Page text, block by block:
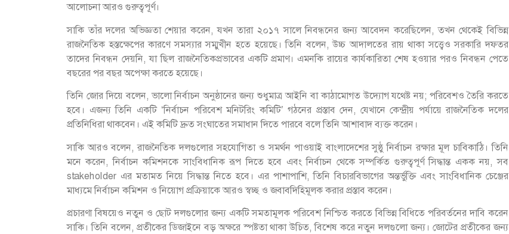
আলোচনা আরও গুরুত্বপূর্ণ।
সাকি তাঁর দলের অভিজ্ঞতা শেয়ার করেন, যখন তারা ২০১৭ সালে নিবন্ধনের জন্য আবেদন করেছিলেন, তখন থেকেই বিভিন্ন
রাজনৈতিক হস্তক্ষেপের কারণে সমস্যার সম্মুখীন হতে হয়েছে। তিনি বলেন, উচ্চ আদালতের রায় থাকা সত্ত্বেও সরকারি দফতর
তাদের নিবন্ধন দেয়নি, যা ছিল রাজনৈতিকপ্রভাবের একটি প্রমাণ। এমনকি রায়ের কার্যকারিতা শেষ হওয়ার পরও নিবন্ধন পেতে
বছরের পর বছর অপেক্ষা করতে হয়েছে।
তিনি জোর দিয়ে বলেন, ভালো নির্বাচন অনুষ্ঠানের জন্য শুধুমাত্র আইনি বা কাঠামোগত উদ্যোগ যথেষ্ট নয়; পরিবেশও তৈরি করতে
হবে। এজন্য তিনি একটি ‘নির্বাচন পরিবেশ মনিটরিং কমিটি’ গঠনের প্রস্তাব দেন, যেখানে কেন্দ্রীয় পর্যায়ে রাজনৈতিক দলের
প্রতিনিধিরা থাকবেন। এই কমিটি দ্রুত সংঘাতের সমাধান দিতে পারবে বলে তিনি আশাবাদ ব্যক্ত করেন।
সাকি আরও বলেন, রাজনৈতিক দলগুলোর সহযোগিতা ও সমর্থন পাওয়াই বাংলাদেশের সুষ্ঠু নির্বাচন রক্ষার মূল চাবিকাঠি। তিনি
মনে করেন, নির্বাচন কমিশনকে সাংবিধানিক রূপ দিতে হবে এবং নির্বাচন থেকে সম্পর্কিত গুরুত্বপূর্ণ সিদ্ধান্ত একক নয়, সব
stakeholder এর মতামত নিয়ে সিদ্ধান্ত নিতে হবে। এর পাশাপাশি, তিনি বিচারবিভাগের অন্তর্ভুক্তি এবং সাংবিধানিক চেঞ্জের
মাধ্যমে নির্বাচন কমিশন ও নিয়োগ প্রক্রিয়াকে আরও স্বচ্ছ ও জবাবদিহিমূলক করার প্রস্তাব করেন।
প্রচারণা বিষয়েও নতুন ও ছোট দলগুলোর জন্য একটি সমতামূলক পরিবেশ নিশ্চিত করতে বিভিন্ন বিধিতে পরিবর্তনের দাবি করেন
সাকি। তিনি বলেন, প্রতীকের ডিজাইনে বড় অক্ষরে স্পষ্টতা থাকা উচিত, বিশেষ করে নতুন দলগুলো জন্য। জোটের প্রতীকের জন্য